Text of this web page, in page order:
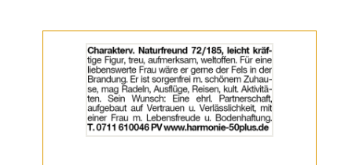
der
Anzeige
2061879
anzeigen
|
Info: